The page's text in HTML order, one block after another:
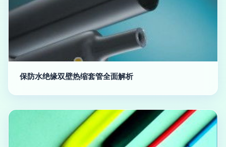
保防水绝缘双壁热缩套管全面解析